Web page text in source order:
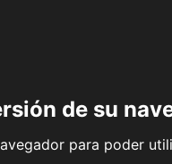
de su
para poder